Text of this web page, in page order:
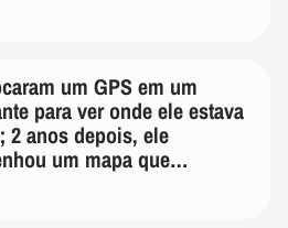
um GPS em um
para ver onde ele estava
2 anos depois, ele
um mapa que